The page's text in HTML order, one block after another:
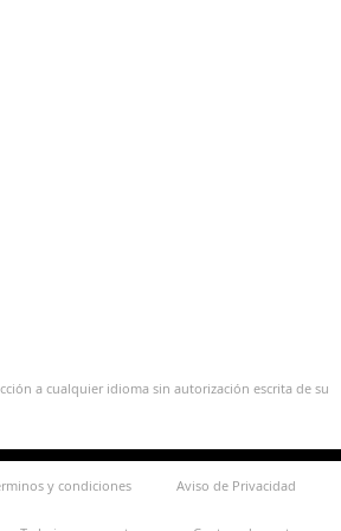
a cualquier idioma sin autorización escrita de su
y condiciones Aviso de Privacidad